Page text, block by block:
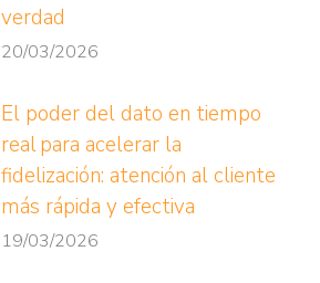
verdad
20/03/2026
El poder del dato en tiempo
real para acelerar la
fidelización: atención al cliente
más rápida y efectiva
19/03/2026